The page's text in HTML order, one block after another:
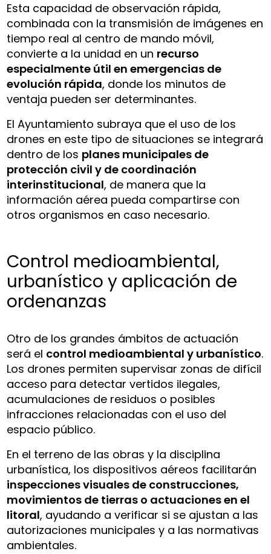
Esta capacidad de observación rápida,
combinada con la transmisión de imágenes en
tiempo real al centro de mando móvil,
convierte a la unidad en un recurso
especialmente útil en emergencias de
evolución rápida, donde los minutos de
ventaja pueden ser determinantes.
El Ayuntamiento subraya que el uso de los
drones en este tipo de situaciones se integrará
dentro de los planes municipales de
protección civil y de coordinación
interinstitucional, de manera que la
información aérea pueda compartirse con
otros organismos en caso necesario.
Control medioambiental,
urbanístico y aplicación de
ordenanzas
Otro de los grandes ámbitos de actuación
será el control medioambiental y urbanístico.
Los drones permiten supervisar zonas de difícil
acceso para detectar vertidos ilegales,
acumulaciones de residuos o posibles
infracciones relacionadas con el uso del
espacio público.
En el terreno de las obras y la disciplina
urbanística, los dispositivos aéreos facilitarán
inspecciones visuales de construcciones,
movimientos de tierras o actuaciones en el
litoral, ayudando a verificar si se ajustan a las
autorizaciones municipales y a las normativas
ambientales.